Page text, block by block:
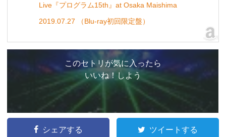
Live『プログラム15th』at Osaka Maishima
2019.07.27 （Blu-ray初回限定盤）
このセトリが気に入ったら
いいね！しよう
シェアする ツイートする